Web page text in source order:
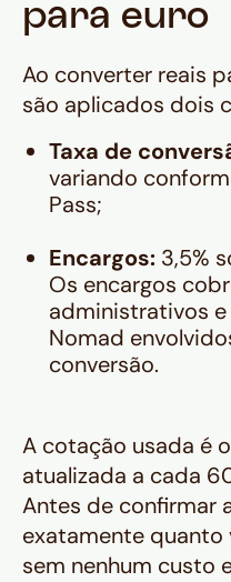
para euro
Ao converter reais
são aplicados dois
Taxa de
variando
Pass;
Encargos: 3,5%
Os encargos
administrativos
Nomad
conversão.
A cotação usada é
atualizada a cada
Antes de confirmar
exatamente quanto
sem nenhum custo